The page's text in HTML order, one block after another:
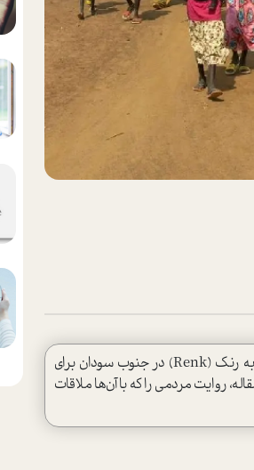
خانم «لیزلو تیلور»، عکاس خبرنگار دفتر امور بشردوستانه سازمان ملل سفری را به رنک (Renk) در جنوب سودان برای
روایت مردمی را که با آن‌ها ملاقات